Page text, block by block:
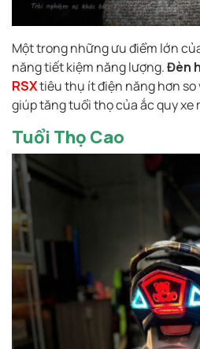
Một trong những ưu điểm lớn
năng tiết kiệm năng lượng.Đèn
RSXtiêu thụ ít điện năng hơn so
giúp tăng tuổi thọ của ắc quy xe
Tuổi Thọ Cao